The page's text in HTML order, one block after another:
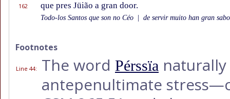
162 que pres Jüião a gran door.
Todo-los Santos que son no Céo de servir muito han gran
Footnotes
Line 44: The word Pérssïa
antepenultimate